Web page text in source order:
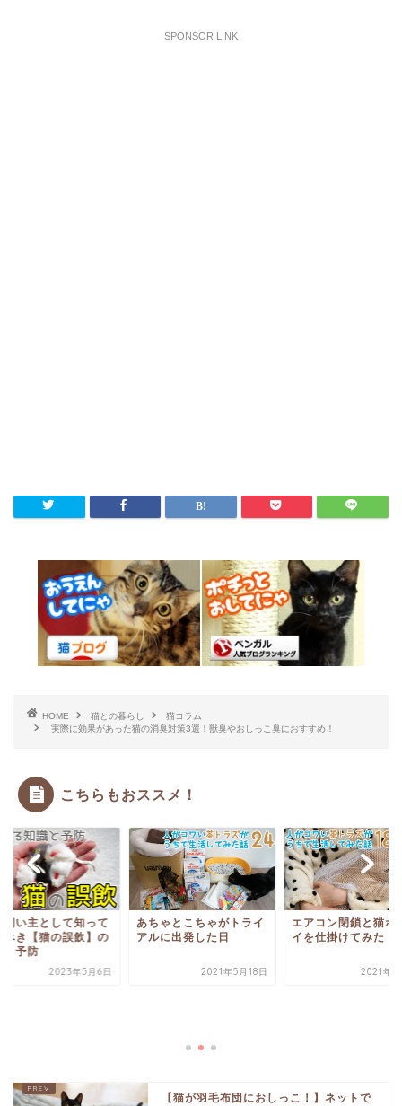
SPONSOR LINK
HOME 猫との暮らし
猫コラム
実際に効果があった猫の消臭対策3選！獣臭やおしっこ臭におすすめ！
こちらもおススメ！
ゃとこちゃがトライ
に出発した日
2021年5月18日
エアコン閉鎖と猫ホイホ
イを仕掛けてみた！
2021年4月7日
【猫が羽毛布団におしっこ！】ネットで